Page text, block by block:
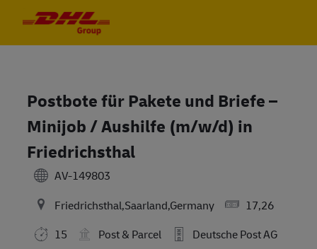
Postbote für Pakete und Briefe –
Minijob / Aushilfe (m/w/d) in
Friedrichsthal
AV-149803
Friedrichsthal,Saarland,Germany
17,26
15
Post & Parcel
Deutsche Post AG